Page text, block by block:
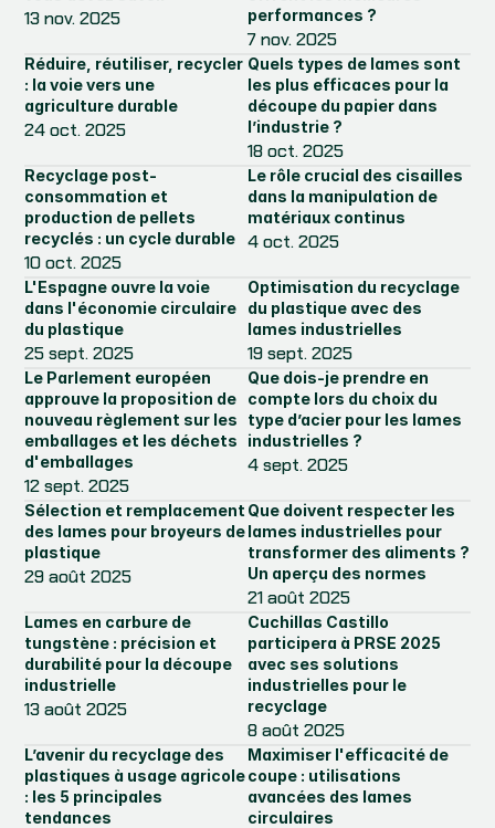
13 nov. 2025
performances ?
7 nov. 2025
Réduire, réutiliser, recycler
: la voie vers une
agriculture durable
24 oct. 2025
Quels types de lames sont
les plus efficaces pour la
découpe du papier dans
l’industrie ?
18 oct. 2025
Recyclage post-
consommation et
production de pellets
recyclés : un cycle durable
10 oct. 2025
Le rôle crucial des cisailles
dans la manipulation de
matériaux continus
4 oct. 2025
L'Espagne ouvre la voie
dans l'économie circulaire
du plastique
25 sept. 2025
Optimisation du recyclage
du plastique avec des
lames industrielles
19 sept. 2025
Le Parlement européen
approuve la proposition de
nouveau règlement sur les
emballages et les déchets
d'emballages
12 sept. 2025
Que dois-je prendre en
compte lors du choix du
type d’acier pour les lames
industrielles ?
4 sept. 2025
Sélection et remplacement
des lames pour broyeurs de
plastique
29 août 2025
Que doivent respecter les
lames industrielles pour
transformer des aliments ?
Un aperçu des normes
21 août 2025
Lames en carbure de
tungstène : précision et
durabilité pour la découpe
industrielle
13 août 2025
Cuchillas Castillo
participera à PRSE 2025
avec ses solutions
industrielles pour le
recyclage
8 août 2025
L’avenir du recyclage des
plastiques à usage agricole
: les 5 principales
tendances
Maximiser l'efficacité de
coupe : utilisations
avancées des lames
circulaires